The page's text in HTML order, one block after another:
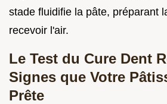
stade fluidifie la pâte, préparant
recevoir l'air.
Le Test du Cure Dent
Signes que Votre
Prête